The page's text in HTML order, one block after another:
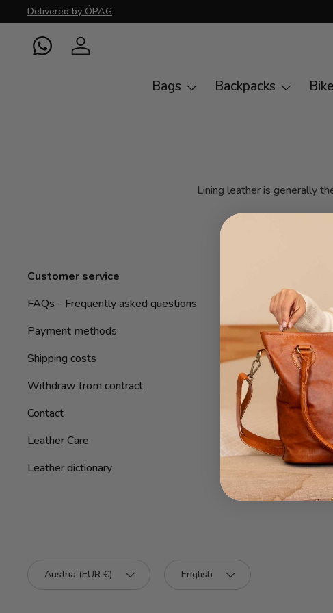
Skip to content
Delivered by ÖPAG
WhatsAppLog in
Bags Backpacks Bike
Lining leather is generally
Customer service
FAQs - Frequently asked questions
Payment methods
Shipping costs
Withdraw from contract
Contact
Leather Care
Leather dictionary
Austria (EUR €) English